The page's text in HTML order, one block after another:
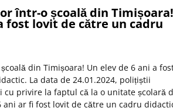
într-o școală din Timișoara!
fost lovit de către un cadru
din Timișoara! Un elev de 6 ani a
La data de 24.01.2024, polițiștii
cu privire la faptul că la o unitate școlară
ar fi fost lovit de către un cadru